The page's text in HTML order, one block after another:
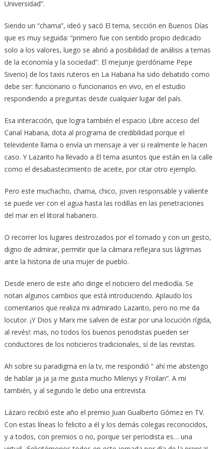
Universidad”.
Siendo un “chama”, ideó y sacó El tema, sección en Buenos Días
que es muy seguida: “primero fue con sentido propio dedicado
solo a los valores, luego se abrió a posibilidad de análisis a temas
de la economía y la sociedad”. El mejunje (perdóname Pepe
Siverio) de los taxis ruteros en La Habana ha sido debatido como
debe ser: funcionario o funcionarios en vivo, en el estudio
respondiendo a preguntas desde cualquier lugar del país.
Esa interacción, que logra también el espacio Libre acceso del
Canal Habana, dota al programa de credibilidad porque el
televidente llama o envía un mensaje a ver si realmente le hacen
caso. Y Lazarito ha llevado a El tema asuntos que están en la calle
como el desabastecimiento de aceite, por citar otro ejemplo.
Pero este muchacho, chama, chico, joven responsable y valiente
se puede ver con el agua hasta las rodillas en las penetraciones
del mar en el litoral habanero.
O recorrer los lugares destrozados por el tornado y con un gesto,
digno de admirar, permitir que la cámara reflejara sus lágrimas
ante la historia de una mujer de pueblo.
Desde enero de este año dirige el noticiero del mediodía. Se
notan algunos cambios que está introduciendo. Aplaudo los
comentarios que realiza mi admirado Lazarito, pero no me da
locutor. ¡Y Dios y Marx me salven de estar por una locución rígida,
al revés!: mas, no todos los buenos periodistas pueden ser
conductores de los noticieros tradicionales, sí de las revistas.
Ah sobre su paradigma en la tv, me respondió “ ahí me abstengo
de hablar ja ja ja me gusta mucho Milenys y Froilan”. A mi
también, y al segundo le debo una entrevista.
Lázaro recibió este año el premio Juan Gualberto Gómez en TV.
Con estas líneas lo felicito a él y los demás colegas reconocidos,
y a todos, con premios o no, porque ser periodista es… una